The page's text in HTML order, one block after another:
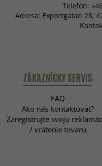
Telefón:
Adresa: Exportgatan 28,
ZÁKAZNÍCKY SERVIS
FAQ
Ako nás kontaktovať?
Zaregistrujte svoju
/ vrátenie tovaru